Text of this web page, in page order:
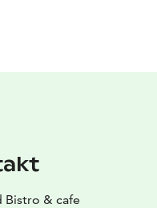
Bistro & cafe